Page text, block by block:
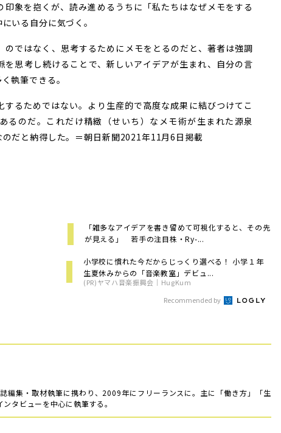
印象を抱くが、読み進めるうちに「私たちはなぜメモをする
いる自分に気づく。
ではなく、思考するためにメモをとるのだと、著者は強調
思考し続けることで、新しいアイデアが生まれ、自分の言
執筆できる。
るためではない。より生産的で高度な成果に結びつけてこ
るのだ。これだけ精緻（せいち）なメモ術が生まれた源泉
だと納得した。＝朝日新聞2021年11月6日掲載
「雑多なアイデアを書き留めて可視化すると、その先
が見える」 若手の注目株・Ry-...
小学校に慣れた今だからじっくり選べる！ 小学１年
生夏休みからの「音楽教室」デビュ...
(PR)ヤマハ音楽振興会｜HugKum
Recommended by
編集・取材執筆に携わり、2009年にフリーランスに。主に「働き方」「生
タビューを中心に執筆する。